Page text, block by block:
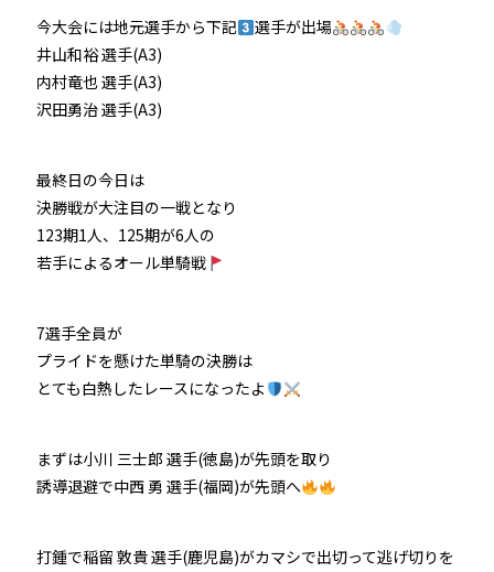
崖っぷちのK（穴予想）
Kの地元推し！（地元予想）
協賛レース募集
横断幕掲出について
防府競輪キャラクター
サイトポリシー
防府競輪をお楽しみいただくために
車券の購入にのめり込む不安のある方のご相談
今大会には地元選手から下記
選手が出場
井山和裕 選手(A3)
内村竜也 選手(A3)
沢田勇治 選手(A3)
最終日の今日は
決勝戦が大注目の一戦となり
123期1人、125期が6人の
若手によるオール単騎戦
7選手全員が
プライドを懸けた単騎の決勝は
とても白熱したレースになったよ
まずは小川 三士郎 選手(徳島)が先頭を取り
誘導退避で中西 勇 選手(福岡)が先頭へ
打鍾で稲留 敦貴 選手(鹿児島)がカマシで出切って逃げ切りを